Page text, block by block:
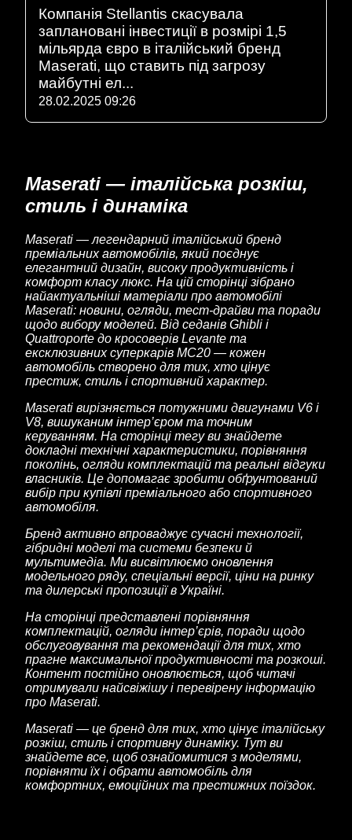
Компанія Stellantis скасувала
заплановані інвестиції в розмірі 1,5
мільярда євро в італійський бренд
Maserati, що ставить під загрозу
майбутні ел...
28.02.2025 09:26
Maserati — італійська розкіш,
стиль і динаміка
Maserati — легендарний італійський бренд
преміальних автомобілів, який поєднує
елегантний дизайн, високу продуктивність і
комфорт класу люкс. На цій сторінці зібрано
найактуальніші матеріали про автомобілі
Maserati: новини, огляди, тест-драйви та поради
щодо вибору моделей. Від седанів Ghibli і
Quattroporte до кросоверів Levante та
ексклюзивних суперкарів MC20 — кожен
автомобіль створено для тих, хто цінує
престиж, стиль і спортивний характер.
Maserati вирізняється потужними двигунами V6 і
V8, вишуканим інтер’єром та точним
керуванням. На сторінці тегу ви знайдете
докладні технічні характеристики, порівняння
поколінь, огляди комплектацій та реальні відгуки
власників. Це допомагає зробити обґрунтований
вибір при купівлі преміального або спортивного
автомобіля.
Бренд активно впроваджує сучасні технології,
гібридні моделі та системи безпеки й
мультимедіа. Ми висвітлюємо оновлення
модельного ряду, спеціальні версії, ціни на ринку
та дилерські пропозиції в Україні.
На сторінці представлені порівняння
комплектацій, огляди інтер’єрів, поради щодо
обслуговування та рекомендації для тих, хто
прагне максимальної продуктивності та розкоші.
Контент постійно оновлюється, щоб читачі
отримували найсвіжішу і перевірену інформацію
про Maserati.
Maserati — це бренд для тих, хто цінує італійську
розкіш, стиль і спортивну динаміку. Тут ви
знайдете все, щоб ознайомитися з моделями,
порівняти їх і обрати автомобіль для
комфортних, емоційних та престижних поїздок.